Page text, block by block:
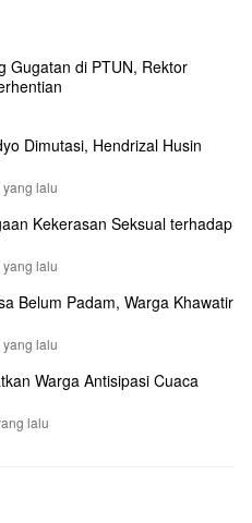
Gugatan di PTUN, Rektor
Dimutasi, Hendrizal Husin
lalu
Kekerasan Seksual terhadap
lalu
Belum Padam, Warga Khawatir
lalu
Warga Antisipasi Cuaca
lalu